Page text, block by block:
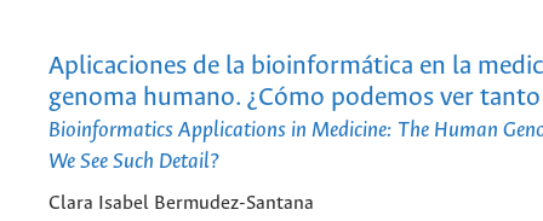
Aplicaciones de la bioinformática en la
genoma humano. ¿Cómo podemos ver
Bioinformatics Applications in Medicine: The Human
We See Such Detail?
Clara Isabel Bermudez-Santana